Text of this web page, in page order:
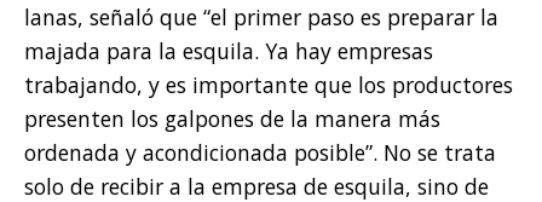
lanas, señaló que “el primer paso es preparar la
majada para la esquila. Ya hay empresas
trabajando, y es importante que los productores
presenten los galpones de la manera más
ordenada y acondicionada posible”. No se trata
solo de recibir a la empresa de esquila, sino de